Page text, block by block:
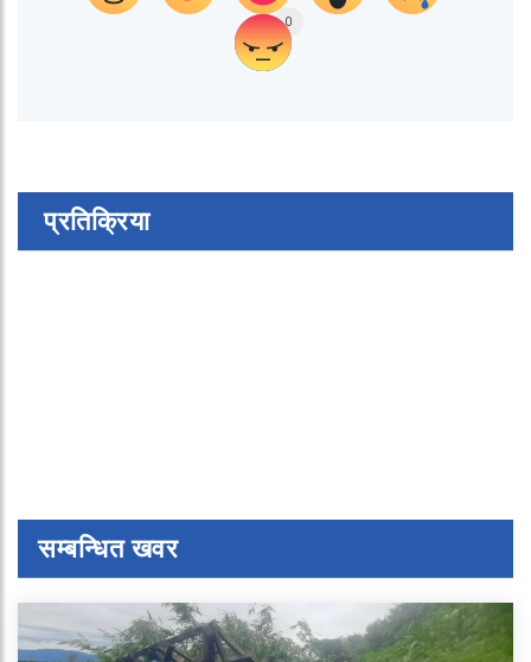
0
प्रतिक्रिया
सम्बन्धित खवर